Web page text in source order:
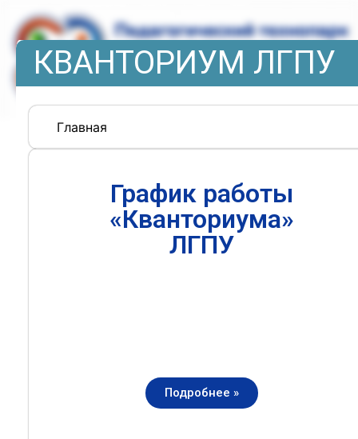
КВАНТОРИУМ ЛГПУ
Главная
График работы
«Кванториума»
ЛГПУ
Подробнее »